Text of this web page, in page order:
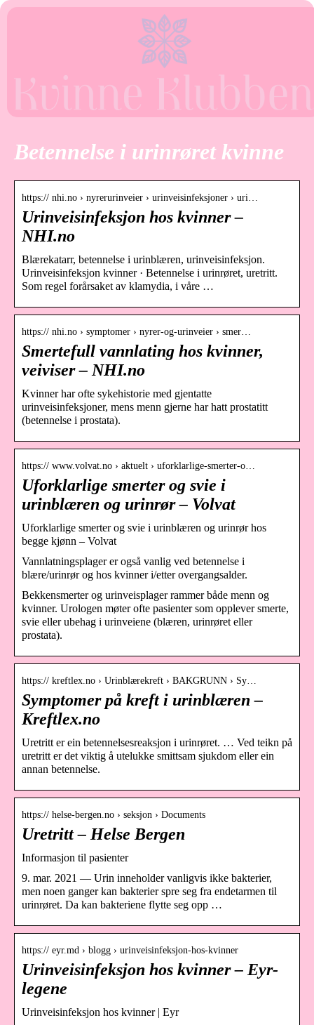
Betennelse i urinrøret kvinne
https:// nhi.no › nyrerurinveier › urinveisinfeksjoner › uri…
Urinveisinfeksjon hos kvinner –
NHI.no
Blærekatarr, betennelse i urinblæren, urinveisinfeksjon.
Urinveisinfeksjon kvinner · Betennelse i urinrøret, uretritt.
Som regel forårsaket av klamydia, i våre …
https:// nhi.no › symptomer › nyrer-og-urinveier › smer…
Smertefull vannlating hos kvinner,
veiviser – NHI.no
Kvinner har ofte sykehistorie med gjentatte
urinveisinfeksjoner, mens menn gjerne har hatt prostatitt
(betennelse i prostata).
https:// www.volvat.no › aktuelt › uforklarlige-smerter-o…
Uforklarlige smerter og svie i
urinblæren og urinrør – Volvat
Uforklarlige smerter og svie i urinblæren og urinrør hos
begge kjønn – Volvat
Vannlatningsplager er også vanlig ved betennelse i
blære/urinrør og hos kvinner i/etter overgangsalder.
Bekkensmerter og urinveisplager rammer både menn og
kvinner. Urologen møter ofte pasienter som opplever smerte,
svie eller ubehag i urinveiene (blæren, urinrøret eller
prostata).
https:// kreftlex.no › Urinblærekreft › BAKGRUNN › Sy…
Symptomer på kreft i urinblæren –
Kreftlex.no
Uretritt er ein betennelsesreaksjon i urinrøret. … Ved teikn på
uretritt er det viktig å utelukke smittsam sjukdom eller ein
annan betennelse.
https:// helse-bergen.no › seksjon › Documents
Uretritt – Helse Bergen
Informasjon til pasienter
9. mar. 2021 — Urin inneholder vanligvis ikke bakterier,
men noen ganger kan bakterier spre seg fra endetarmen til
urinrøret. Da kan bakteriene flytte seg opp …
https:// eyr.md › blogg › urinveisinfeksjon-hos-kvinner
Urinveisinfeksjon hos kvinner – Eyr-
legene
Urinveisinfeksjon hos kvinner | Eyr